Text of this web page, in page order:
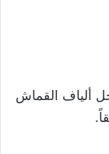
ألياف القماش